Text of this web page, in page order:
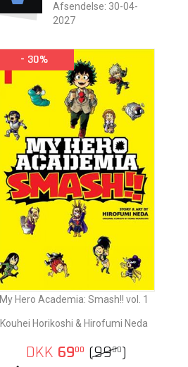
Afsendelse: 30-04-
2027
- 30%
My Hero Academia: Smash!! vol. 1
Kouhei Horikoshi & Hirofumi Neda
DKK 6900 (9900)